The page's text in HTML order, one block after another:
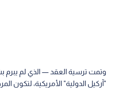
وتمت ترسية العقد — الذي لم
"آركيل الدولية" الأمريكية، لتكون